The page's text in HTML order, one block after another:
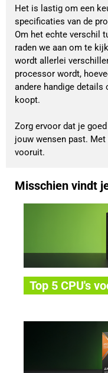
Het is lastig om een
specificaties van de
Om het echte verschil
raden we aan om te
wordt allerlei
processor wordt,
andere handige
koopt.
Zorg ervoor dat je
jouw wensen past.
vooruit.
Misschien vindt
Top 5 CPU's